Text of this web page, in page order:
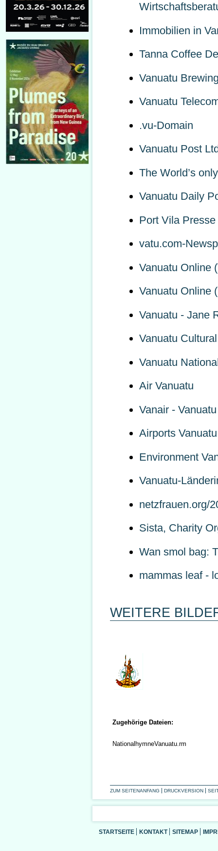
Immobilien in
Tanna Coffee
Vanuatu
Vanuatu
.vu-Domain
Vanuatu Post
The World’s
Vanuatu Daily
Port Vila
vatu.com-
Vanuatu Online
Vanuatu Online
Vanuatu - Jane
Vanuatu
Vanuatu
Air Vanuatu
Vanair -
Airports
Environment
Vanuatu-
netzfrauen.org/
Sista, Charity
Wan smol bag:
mammas leaf -
WEITERE
Zugehörige Dateien:
NationalhymneVanuatu.rm
ZUM SEITENANFANG DRUCKVERSION
STARTSEITE KONTAKT SITEMAP